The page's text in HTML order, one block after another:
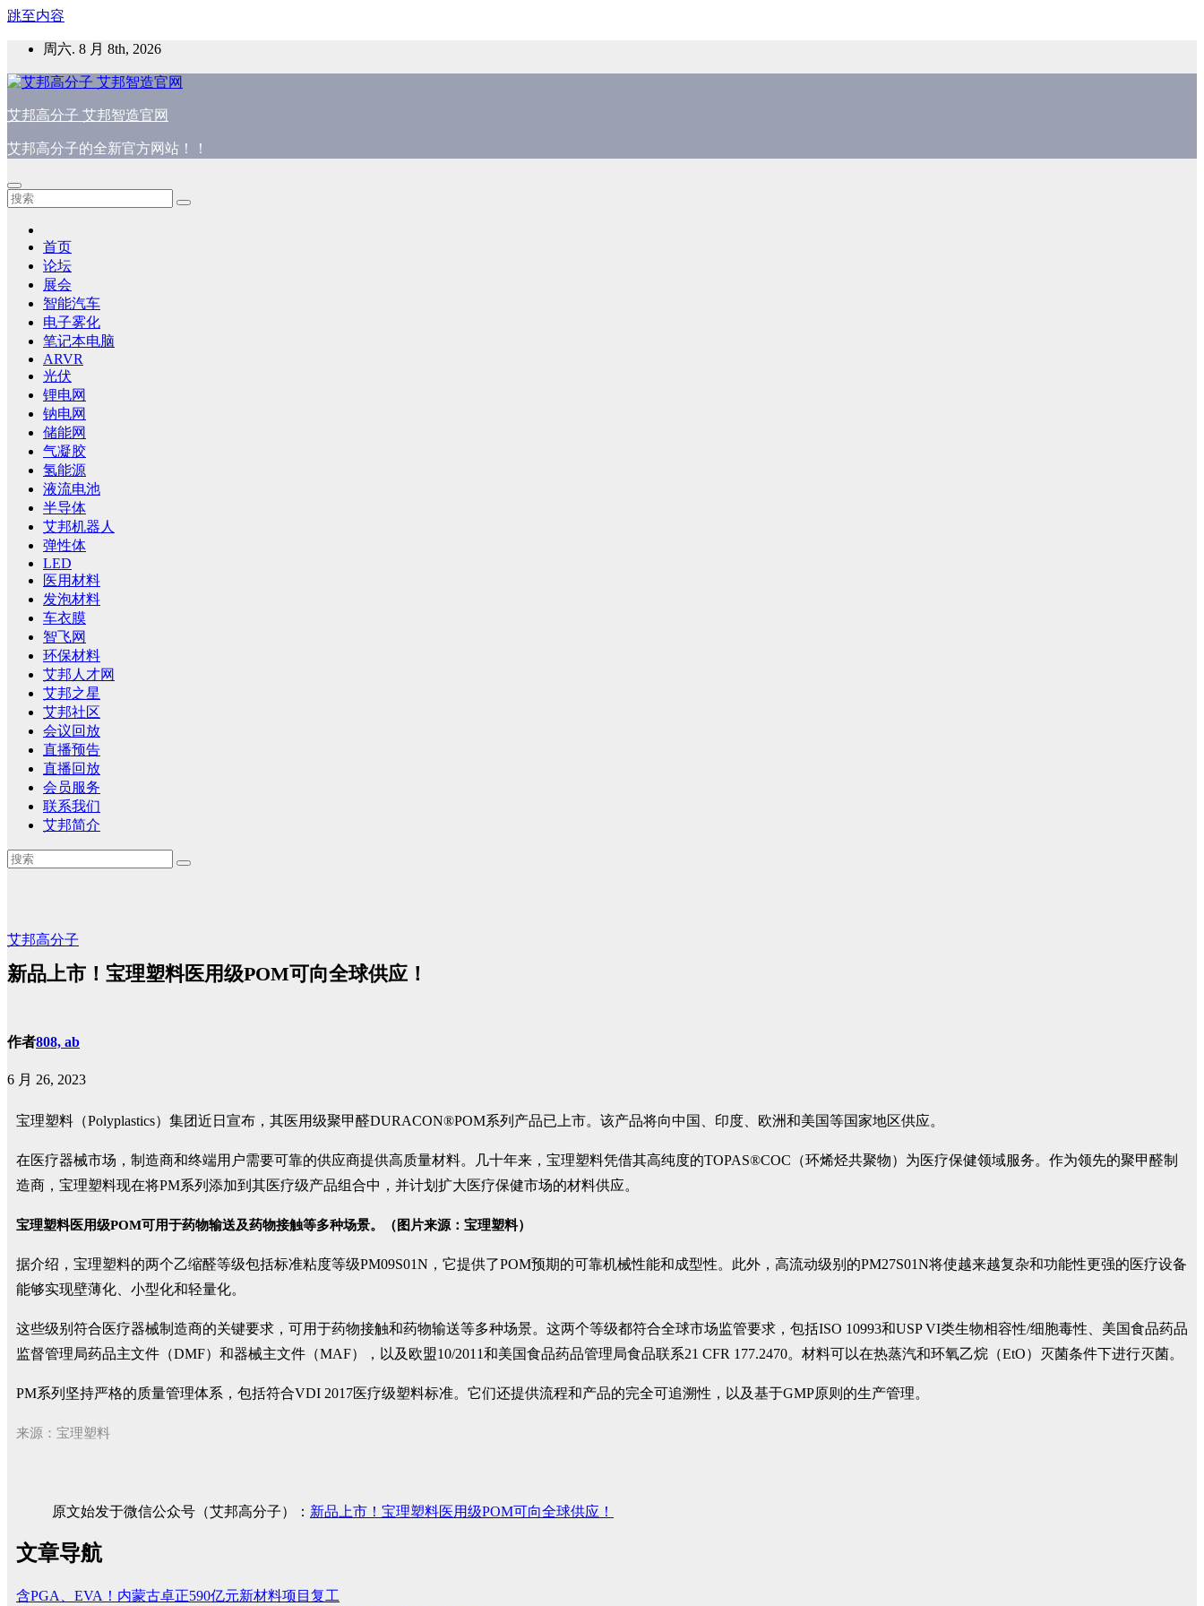
跳至内容
周六. 8 月 8th, 2026
艾邦高分子 艾邦智造官网
艾邦高分子的全新官方网站！！
首页
论坛
展会
智能汽车
电子雾化
笔记本电脑
ARVR
光伏
锂电网
钠电网
储能网
气凝胶
氢能源
液流电池
半导体
艾邦机器人
弹性体
LED
医用材料
发泡材料
车衣膜
智飞网
环保材料
艾邦人才网
艾邦之星
艾邦社区
会议回放
直播预告
直播回放
会员服务
联系我们
艾邦简介
艾邦高分子
新品上市！宝理塑料医用级POM可向全球供应！
作者808, ab
6 月 26, 2023
宝理塑料（Polyplastics）集团近日宣布，其医用级聚甲醛DURACON®POM系列产品已上市。该产品将向中国、印度、欧洲和美国等国家地区供应。
在医疗器械市场，制造商和终端用户需要可靠的供应商提供高质量材料。几十年来，宝理塑料凭借其高纯度的TOPAS®COC（环烯烃共聚物）为医疗保健领域服务。作为领先的聚甲醛制
造商，宝理塑料现在将PM系列添加到其医疗级产品组合中，并计划扩大医疗保健市场的材料供应。
宝理塑料医用级POM可用于药物输送及药物接触等多种场景。（图片来源：宝理塑料）
据介绍，宝理塑料的两个乙缩醛等级包括标准粘度等级PM09S01N，它提供了POM预期的可靠机械性能和成型性。此外，高流动级别的PM27S01N将使越来越复杂和功能性更强的医疗设备
能够实现壁薄化、小型化和轻量化。
这些级别符合医疗器械制造商的关键要求，可用于药物接触和药物输送等多种场景。这两个等级都符合全球市场监管要求，包括ISO 10993和USP VI类生物相容性/细胞毒性、美国食品药品
监督管理局药品主文件（DMF）和器械主文件（MAF），以及欧盟10/2011和美国食品药品管理局食品联系21 CFR 177.2470。材料可以在热蒸汽和环氧乙烷（EtO）灭菌条件下进行灭菌。
PM系列坚持严格的质量管理体系，包括符合VDI 2017医疗级塑料标准。它们还提供流程和产品的完全可追溯性，以及基于GMP原则的生产管理。
来源：宝理塑料
原文始发于微信公众号（艾邦高分子）： 新品上市！宝理塑料医用级POM可向全球供应！
文章导航
含PGA、EVA！内蒙古卓正590亿元新材料项目复工